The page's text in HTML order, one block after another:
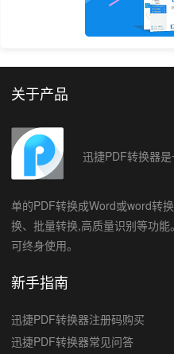
关于产品
迅捷PDF转换器
单的PDF转换成Word或word转
换、批量转换,高质量识别等功能
可终身使用。
新手指南
迅捷PDF转换器注册码购买
迅捷PDF转换器常见问答